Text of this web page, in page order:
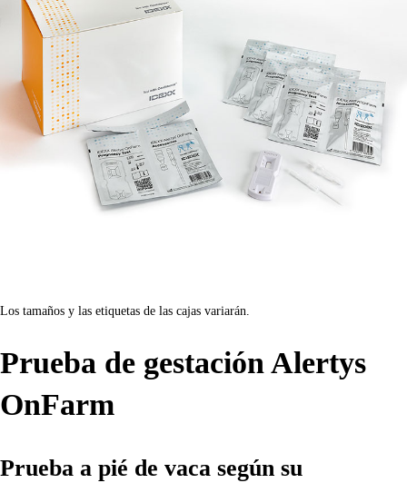
Los tamaños y las etiquetas de las cajas variarán.
Prueba de gestación Alertys
OnFarm
Prueba a pié de vaca según su